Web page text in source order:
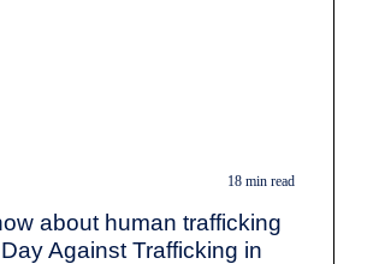
18 min read
about human trafficking
Against Trafficking in